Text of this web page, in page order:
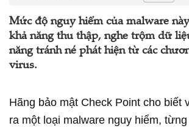
Mức độ nguy hiểm của malware
khả năng thu thập, nghe trộm dữ
năng tránh né phát hiện từ các
virus.
Hãng bảo mật Check Point cho biết
ra một loại malware nguy hiểm,